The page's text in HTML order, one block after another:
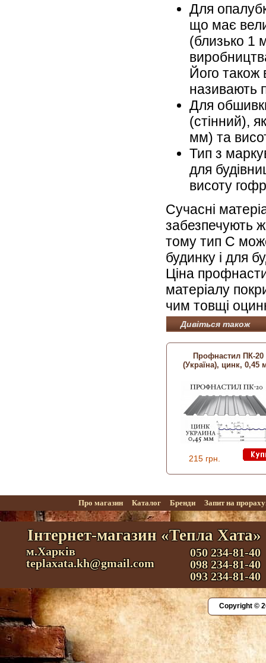
Для
що має
(близько 1
Його також
називають
Для
(стінний),
мм) та
Тип з
для
висоту
Сучасні
забезпечують
тому тип С
будинку і для
Ціна
матеріалу
чим товщі
Дивіться також
Профнастил ПК-20
(Україна), цинк, 0,45
215 грн.
Про магазин Каталог Бренди Запит на
Інтернет-магазин «Тепла Хата»
м.Харків
teplaxata.kh@gmail.com
050 234-81-40
098 234-81-40
093 234-81-40
Copyright ©